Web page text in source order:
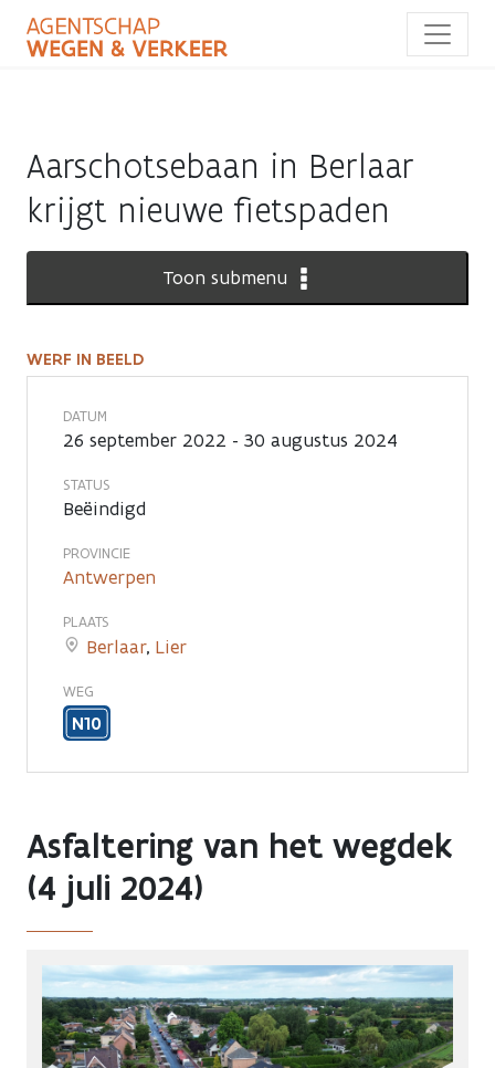
naar
Aarschotsebaan in Berlaar
krijgt nieuwe fietspaden
Toon submenu
Werf
beeld
WERF IN BEELD
DATUM
26 september 2022 - 30 augustus 2024
STATUS
Beëindigd
PROVINCIE
Antwerpen
PLAATS
Berlaar, Lier
WEG
N10
Asfaltering van het wegdek
(4 juli 2024)